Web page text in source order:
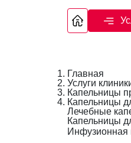
Главная
Услуги
Капельницы
Капельницы
Лечебные
Капельницы
Инфузионная